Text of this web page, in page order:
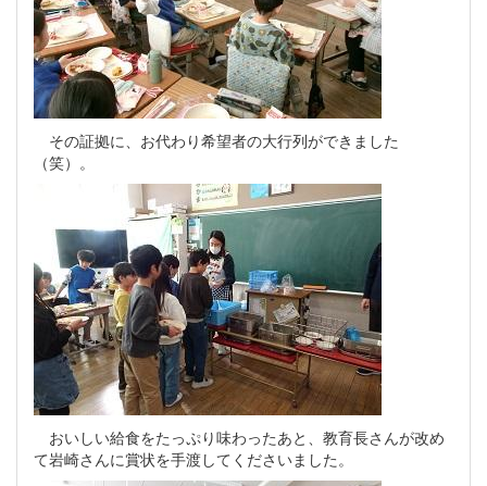
その証拠に、お代わり希望者の大行列ができました
（笑）。
おいしい給食をたっぷり味わったあと、教育長さんが改め
て岩崎さんに賞状を手渡してくださいました。